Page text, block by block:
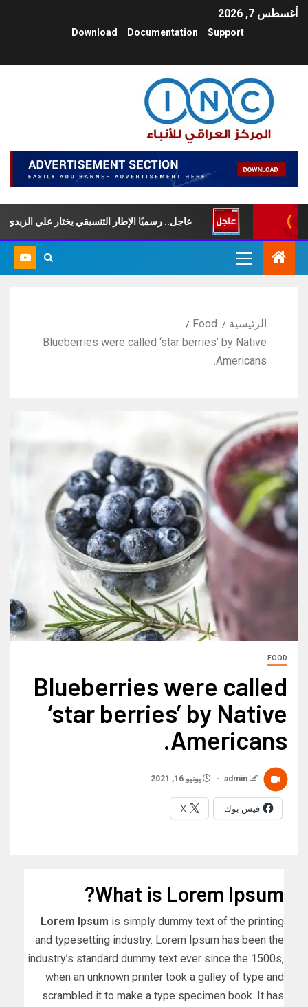
أغسطس 7, 2026
Support
Documentation
Download
عاجل.. رسميًا الإطار التنسيقي يختار علي الزيدي رئيسًا
الرئيسية
Food
Blueberries were called ‘star berries’ by Native
Americans.
FOOD
Blueberries were called
‘star berries’ by Native
Americans.
admin يونيو 16, 2021
فيس بوك X
What is Lorem Ipsum?
Lorem Ipsum is simply dummy text of the printing
and typesetting industry. Lorem Ipsum has been the
industry’s standard dummy text ever since the 1500s,
when an unknown printer took a galley of type and
scrambled it to make a type specimen book. It has